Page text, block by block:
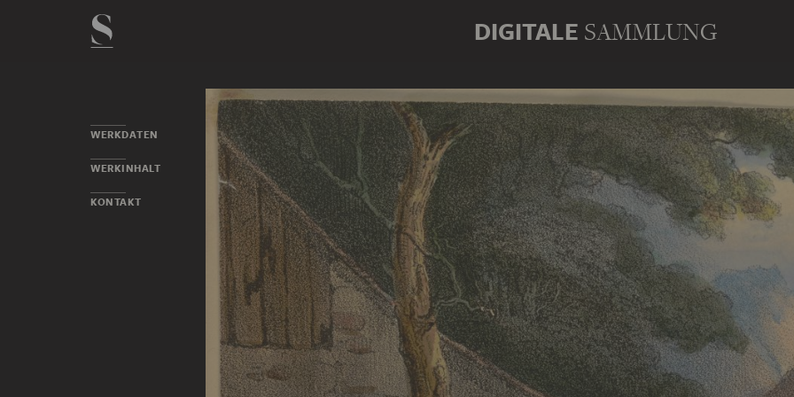
DIGITALE SAMMLUNG
WERKDATEN
WERKINHALT
KONTAKT